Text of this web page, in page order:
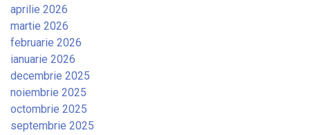
aprilie 2026
martie 2026
februarie 2026
ianuarie 2026
decembrie 2025
noiembrie 2025
octombrie 2025
septembrie 2025